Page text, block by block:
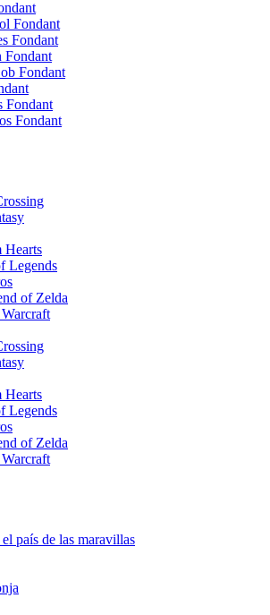
Fondant
Fondant
Fondant
Fondant
Fondant
Fondant
Hearts
Legends
of Zelda
Hearts
Legends
of Zelda
país de las maravillas